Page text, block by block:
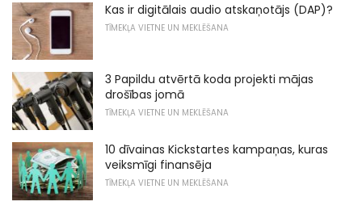
Kas ir digitālais audio atskaņotājs (DAP)?
TĪMEKĻA VIETNE UN MEKLĒŠANA
3 Papildu atvērtā koda projekti mājas
drošības jomā
TĪMEKĻA VIETNE UN MEKLĒŠANA
10 dīvainas Kickstartes kampaņas, kuras
veiksmīgi finansēja
TĪMEKĻA VIETNE UN MEKLĒŠANA